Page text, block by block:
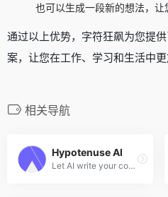
也可以生成一段新的想法，让
通过以上优势，字符狂飙为您提
案，让您在工作、学习和生活中更
相关导航
Hypotenuse AI
Let AI write your content in seconds.Without writer’s block.